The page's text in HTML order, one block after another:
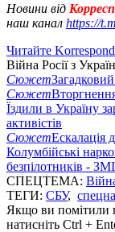
Новини від
наш канал https://
Читайте
Війна Росії з
Сюжет
Сюжет
Їздили в Україну
активістів
СюжетЕскалація
Колумбійські
безпілотників - ЗМІ
СПЕЦТЕМА:
ТЕГИ: СБУ,
Якщо ви помітили
натисніть Ctrl +